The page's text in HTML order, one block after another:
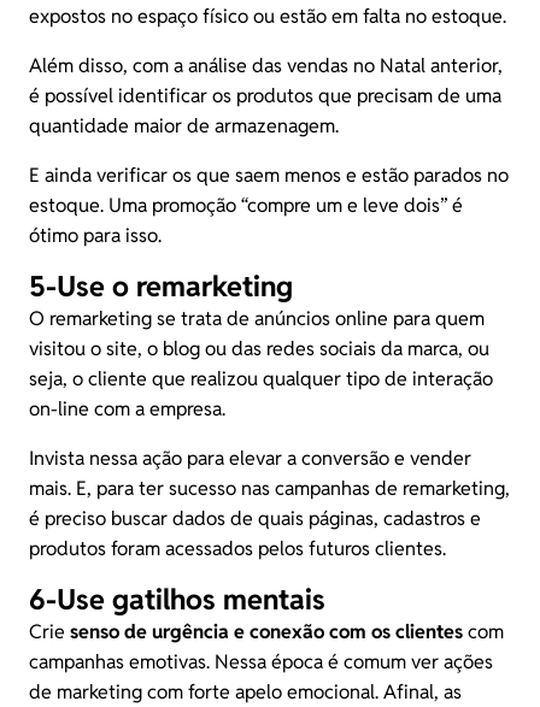
expostos no espaço físico ou estão em falta no estoque.
Além disso, com a análise das vendas no Natal anterior,
é possível identificar os produtos que precisam de uma
quantidade maior de armazenagem.
E ainda verificar os que saem menos e estão parados no
estoque. Uma promoção “compre um e leve dois” é
ótimo para isso.
5-Use o remarketing
O remarketing se trata de anúncios online para quem
visitou o site, o blog ou das redes sociais da marca, ou
seja, o cliente que realizou qualquer tipo de interação
on-line com a empresa.
Invista nessa ação para elevar a conversão e vender
mais. E, para ter sucesso nas campanhas de remarketing,
é preciso buscar dados de quais páginas, cadastros e
produtos foram acessados pelos futuros clientes.
6-Use gatilhos mentais
Crie senso de urgência e conexão com os clientescom
campanhas emotivas. Nessa época é comum ver ações
de marketing com forte apelo emocional. Afinal, as